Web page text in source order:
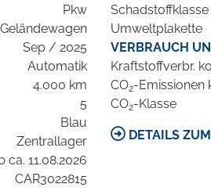
Pkw
Geländewagen
Sep / 2025
Automatik
4.000 km
5
Blau
Zentrallager
ca. 11.08.2026
CAR3022815
Schadstoffklasse
Umweltplakette
VERBRAUCH
Kraftstoffverbr.
CO2-Emissionen
CO2-Klasse
DETAILS